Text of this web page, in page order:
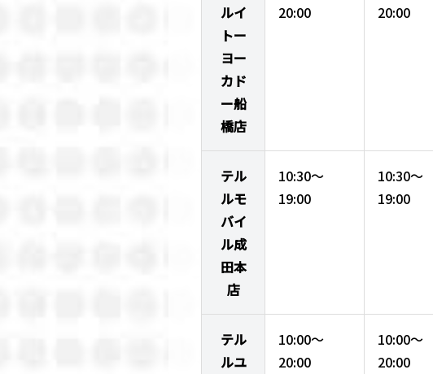
ルイ
トー
ヨー
カド
ー船
橋店
20:00
20:00
テル
ルモ
バイ
ル成
田本
店
10:30～
19:00
10:30～
19:00
テル
ルユ
10:00～
20:00
10:00～
20:00